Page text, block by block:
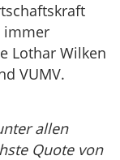
immer
Lothar Wilken
VUMV.
allen
Quote von